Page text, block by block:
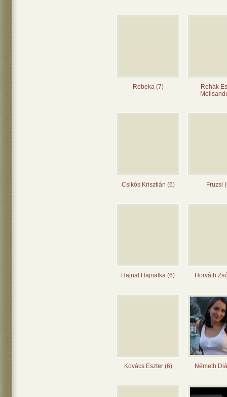
Rebeka (7)
Rehák
Csikós Krisztián (6) Fruzsi
Hajnal Hajnalka (6) Horváth
Kovács Eszter (6) Németh